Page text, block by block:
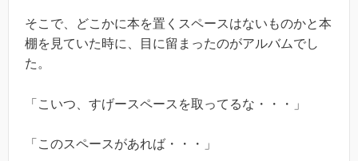
そこで、どこかに本を置くスペースはないものかと本
棚を見ていた時に、目に留まったのがアルバムでし
た。
「こいつ、すげースペースを取ってるな・・・」
「このスペースがあれば・・・」